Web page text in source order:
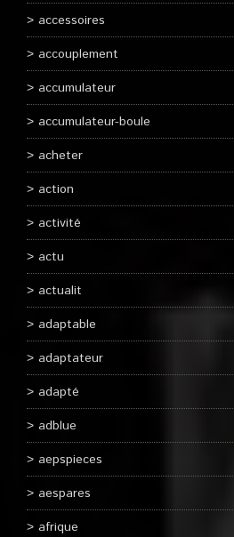
accessoires
accouplement
accumulateur
accumulateur-boule
acheter
action
activité
actu
actualit
adaptable
adaptateur
adapté
adblue
aepspieces
aespares
afrique